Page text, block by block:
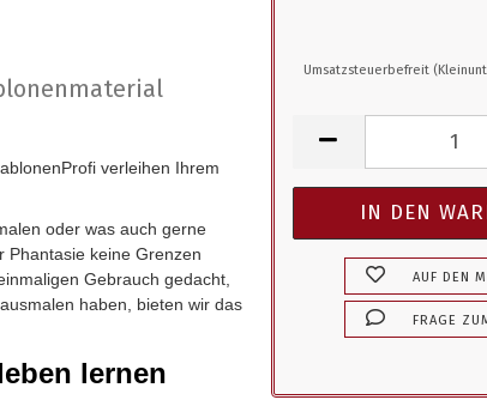
Umsatzsteuerbefreit
AUF DEN
FRAGE
verleihen Ihrem
oder was auch gerne
Phantasie keine Grenzen
Gebrauch gedacht,
haben, bieten wir das
lernen